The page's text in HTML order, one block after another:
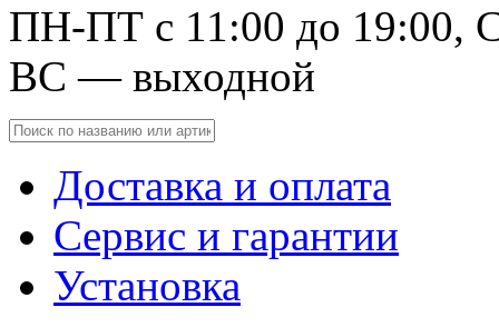
ПН-ПТ с 11:00 до 19:00,
ВС — выходной
Доставка и оплата
Сервис и гарантии
Установка